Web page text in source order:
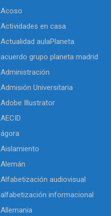
Acoso
Actividades en casa
Actualidad aulaPlaneta
acuerdo grupo planeta madrid
Administración
Admisión Universitaria
Adobe Illustrator
AECID
ágora
Aislamiento
Alemán
Alfabetización audiovisual
alfabetización informacional
Allemania